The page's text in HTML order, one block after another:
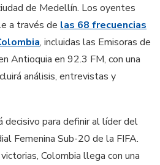
de Medellín. Los oyentes
a través de las 68 frecuencias
, incluidas las Emisoras de
Antioquia en 92.3 FM, con una
análisis, entrevistas y
para definir al líder del
Femenina Sub-20 de la FIFA.
Colombia llega con una